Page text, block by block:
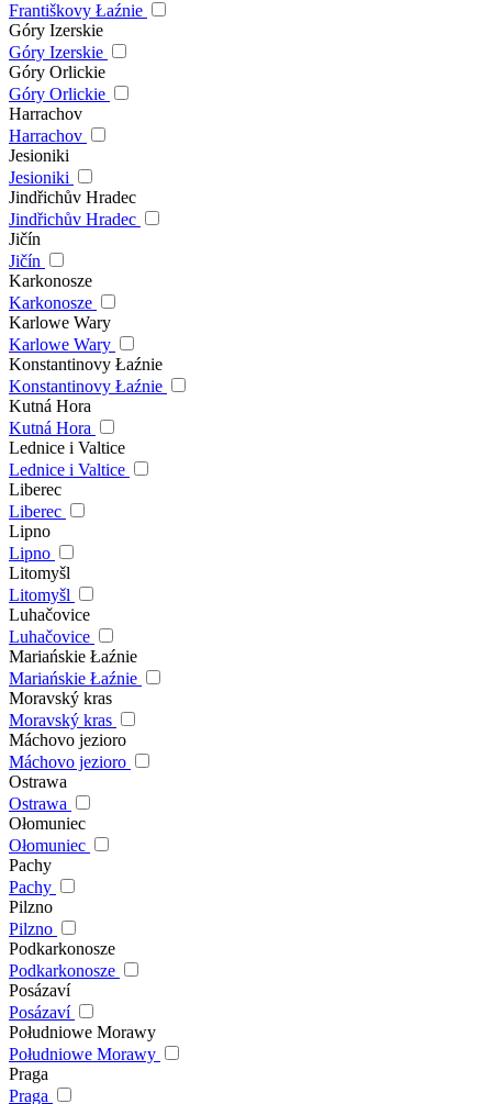
Františkovy Łaźnie
Góry Izerskie
Góry Izerskie
Góry Orlickie
Góry Orlickie
Harrachov
Harrachov
Jesioniki
Jesioniki
Jindřichův Hradec
Jindřichův Hradec
Jičín
Jičín
Karkonosze
Karkonosze
Karlowe Wary
Karlowe Wary
Konstantinovy Łaźnie
Konstantinovy Łaźnie
Kutná Hora
Kutná Hora
Lednice i Valtice
Lednice i Valtice
Liberec
Liberec
Lipno
Lipno
Litomyšl
Litomyšl
Luhačovice
Luhačovice
Mariańskie Łaźnie
Mariańskie Łaźnie
Moravský kras
Moravský kras
Máchovo jezioro
Máchovo jezioro
Ostrawa
Ostrawa
Ołomuniec
Ołomuniec
Pachy
Pachy
Pilzno
Pilzno
Podkarkonosze
Podkarkonosze
Posázaví
Posázaví
Południowe Morawy
Południowe Morawy
Praga
Praga